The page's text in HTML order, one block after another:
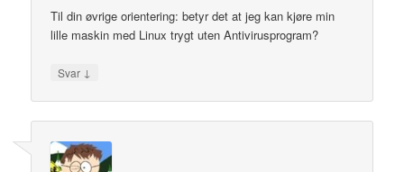
Til din øvrige orientering: betyr det at jeg kan kjøre min
lille maskin med Linux trygt uten Antivirusprogram?
Svar ↓